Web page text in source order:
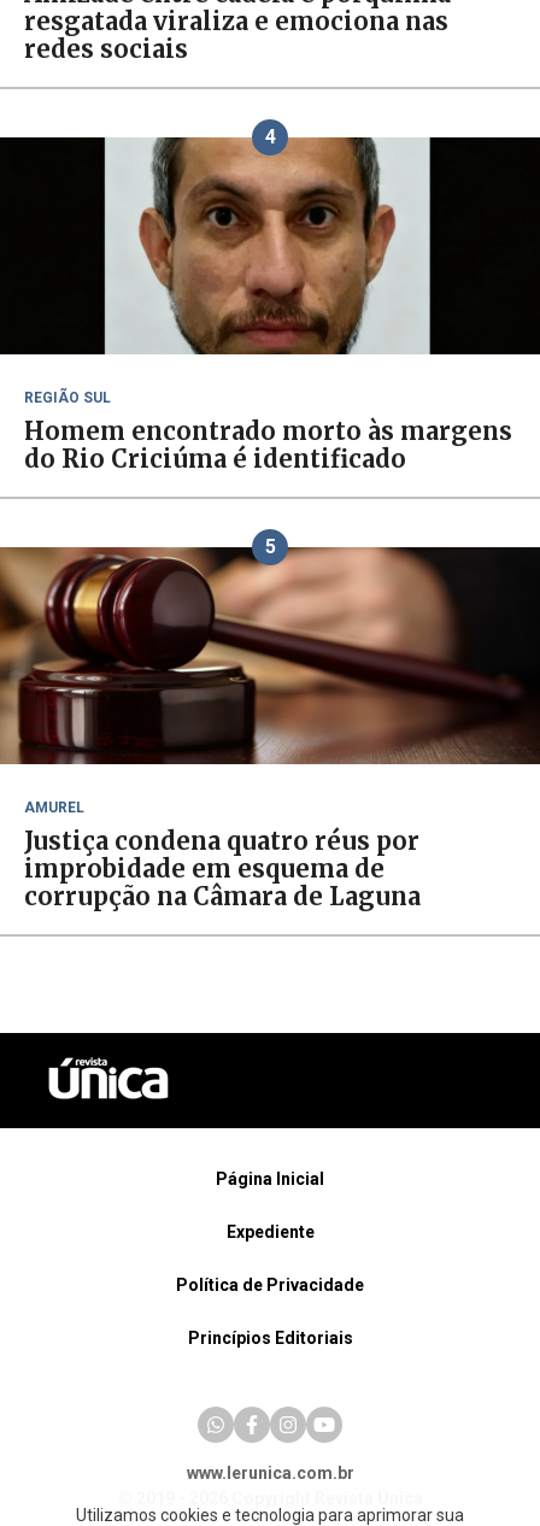
resgatada viraliza e emociona nas
redes sociais
4
REGIÃO SUL
Homem encontrado morto às margens
do Rio Criciúma é identificado
5
AMUREL
Justiça condena quatro réus por
improbidade em esquema de
corrupção na Câmara de Laguna
Página Inicial
Expediente
Política de Privacidade
Princípios Editoriais
www.lerunica.com.br
Utilizamos cookies e tecnologia para aprimorar sua